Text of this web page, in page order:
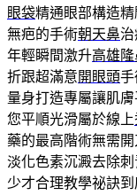
眼袋精通眼部構造
無疤的手術朝天鼻
年輕瞬間激升高雄
折跟超滿意開眼頭手
量身打造專屬讓肌
您平順光滑屬於線上
藥的最高階術無需
淡化色素沉澱去除
少才合理教學祕訣